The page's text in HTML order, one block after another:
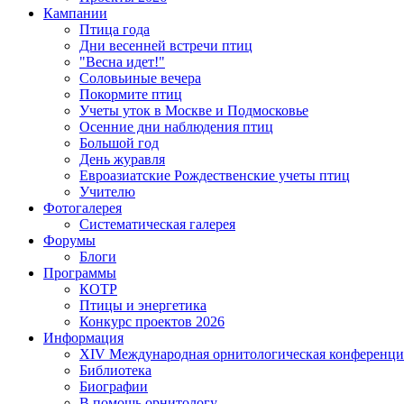
Кампании
Птица года
Дни весенней встречи птиц
"Весна идет!"
Соловьиные вечера
Покормите птиц
Учеты уток в Москве и Подмосковье
Осенние дни наблюдения птиц
Большой год
День журавля
Евроазиатские Рождественские учеты птиц
Учителю
Фотогалерея
Систематическая галерея
Форумы
Блоги
Программы
КОТР
Птицы и энергетика
Конкурс проектов 2026
Информация
XIV Международная орнитологическая
Библиотека
Биографии